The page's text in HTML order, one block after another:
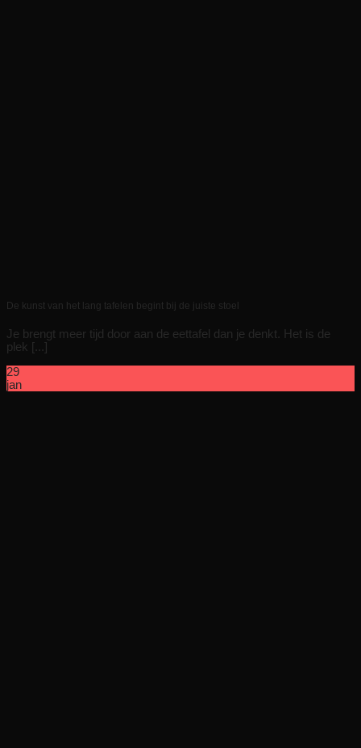
De kunst van het lang tafelen begint bij de juiste stoel
Je brengt meer tijd door aan de eettafel dan je denkt. Het is de
plek [...]
29
jan